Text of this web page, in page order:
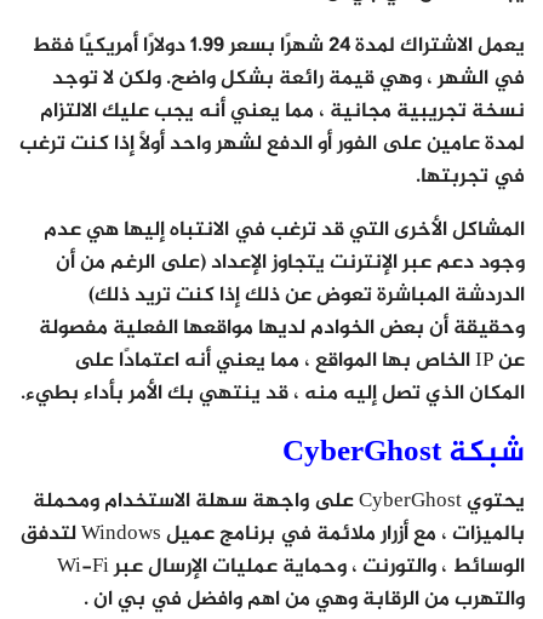
يعمل الاشتراك لمدة 24 شهرًا بسعر 1.99 دولارًا أمريكيًا فقط
في الشهر ، وهي قيمة رائعة بشكل واضح. ولكن لا توجد
نسخة تجريبية مجانية ، مما يعني أنه يجب عليك الالتزام
لمدة عامين على الفور أو الدفع لشهر واحد أولاً إذا كنت ترغب
في تجربتها.
المشاكل الأخرى التي قد ترغب في الانتباه إليها هي عدم
وجود دعم عبر الإنترنت يتجاوز الإعداد (على الرغم من أن
الدردشة المباشرة تعوض عن ذلك إذا كنت تريد ذلك)
وحقيقة أن بعض الخوادم لديها مواقعها الفعلية مفصولة
عن IP الخاص بها المواقع ، مما يعني أنه اعتمادًا على
المكان الذي تصل إليه منه ، قد ينتهي بك الأمر بأداء بطيء.
شبكة CyberGhost
يحتوي CyberGhost على واجهة سهلة الاستخدام ومحملة
بالميزات ، مع أزرار ملائمة في برنامج عميل Windows لتدفق
الوسائط ، والتورنت ، وحماية عمليات الإرسال عبر Wi-Fi
والتهرب من الرقابة وهي من اهم وافضل في بي ان .